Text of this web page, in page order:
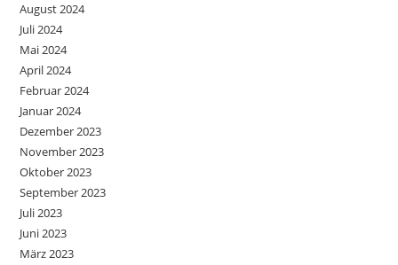
August 2024
Juli 2024
Mai 2024
April 2024
Februar 2024
Januar 2024
Dezember 2023
November 2023
Oktober 2023
September 2023
Juli 2023
Juni 2023
März 2023